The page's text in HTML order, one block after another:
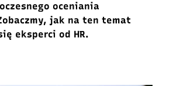
oceniania
jak na ten temat
eksperci od HR.